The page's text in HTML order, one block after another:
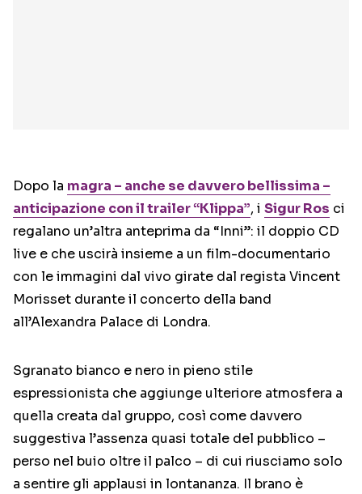
Dopo la magra – anche se davvero bellissima –
anticipazione con il trailer “Klippa”, i Sigur Ros ci
regalano un’altra anteprima da “Inni”: il doppio CD
live e che uscirà insieme a un film-documentario
con le immagini dal vivo girate dal regista Vincent
Morisset durante il concerto della band
all’Alexandra Palace di Londra.
Sgranato bianco e nero in pieno stile
espressionista che aggiunge ulteriore atmosfera a
quella creata dal gruppo, così come davvero
suggestiva l’assenza quasi totale del pubblico –
perso nel buio oltre il palco – di cui riusciamo solo
a sentire gli applausi in lontananza. Il brano è